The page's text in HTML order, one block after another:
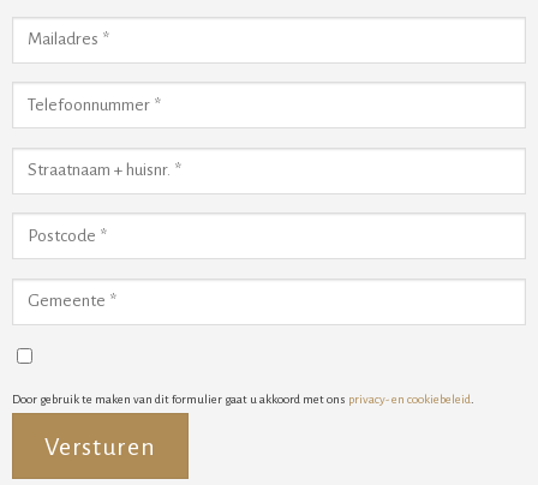
Door gebruik te maken van dit formulier gaat u akkoord met ons privacy- en cookiebeleid